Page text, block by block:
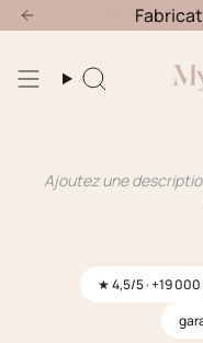
Passer
au
de
: -20% jusqu'au 30
Recherche
Ajoutez une
★ 4,5/5 · +19